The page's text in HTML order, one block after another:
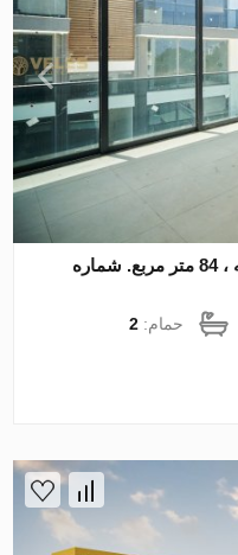
آپارتمان در Alsancak ، ترکیه 3 خوابه ، 84 متر مربع. شماره
حمام:2